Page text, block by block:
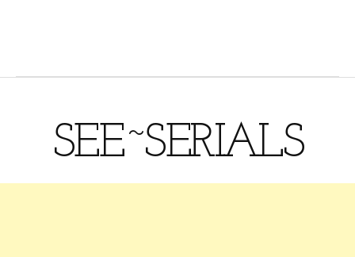
SEE~SERIALS